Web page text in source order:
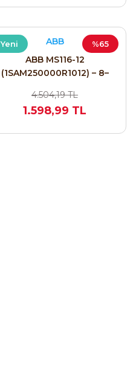
Yeni %65
ABB
ABB MS116-12
(1SAM250000R1012) – 8–
50kA | 5.5kW
4.504,19 TL
1.598,99 TL